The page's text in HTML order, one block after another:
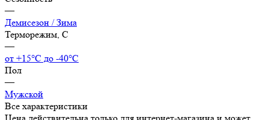
—
Демисезон / Зима
Терморежим, C
—
от +15°С до -40°С
Пол
—
Мужской
Все характеристики